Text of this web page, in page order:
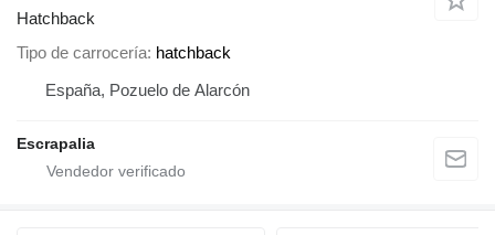
Hatchback
Tipo de carrocería hatchback
España, Pozuelo de Alarcón
Escrapalia